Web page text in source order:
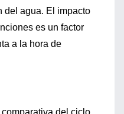
del agua. El impacto
es un factor
a la hora de
del ciclo